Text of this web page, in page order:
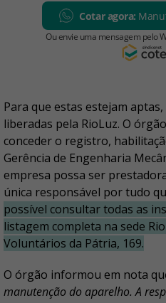
Para que estas estejam
liberadas pela RioLuz. O
conceder o registro,
Gerência de Engenharia
empresa possa ser
única responsável por tudo
possível consultar todas as
listagem completa na sede
Voluntários da Pátria, 169.
O órgão informou em nota
manutenção do aparelho. A